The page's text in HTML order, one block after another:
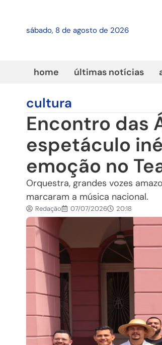
sábado, 8 de agosto de 2026
home últimas notícias
cultura
Encontro das
espetáculo
emoção no
Orquestra, grandes vozes
marcaram a música nacional.
Redação 07/07/2026 20:18